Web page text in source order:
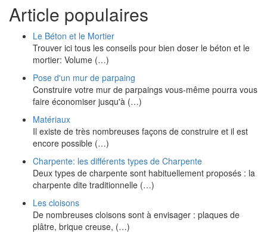
Article populaires
Le Béton et le Mortier
Trouver ici tous les conseils pour bien doser le béton et le
mortier: Volume (…)
Pose d'un mur de parpaing
Construire votre mur de parpaings vous-même pourra vous
faire économiser jusqu'à (…)
Matériaux
Il existe de très nombreuses façons de construire et il est
encore possible (…)
Charpente: les différents types de Charpente
Deux types de charpente sont habituellement proposés : la
charpente dite traditionnelle (…)
Les cloisons
De nombreuses cloisons sont à envisager : plaques de
plâtre, brique creuse, (…)